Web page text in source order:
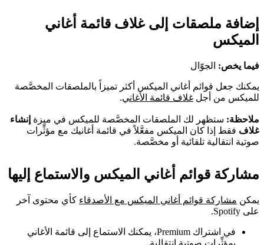
إضافة ملصقات إلى غلاف قائمة أغاني
الميكس
فيما يخص: الجوّال
يمكنك جعل قوائم أغاني الميكس أكثر تميزاً بالملصقات المخصَّصة
للميكس من أجل غلاف قائمة الأغاني.
ملاحظة: ستظهر لك الملصقات المخصَّصة للميكس في ميزة إنشاء
غلاف فقط إذا كان الميكس مفعَّلاً في قائمة أغانيك مع مؤثِّرات
صوتية انتقالية تلقائية أو مخصَّصة.
مشاركة قوائم أغاني الميكس والاستماع إليها
يمكن مشاركة قوائم أغاني الميكس مع الأصدقاء كأي محتوى آخر
على Spotify.
في اشتراك Premium، يمكنك الاستماع إلى قائمة الأغاني
بمؤثِّرات صوتية انتقالية.